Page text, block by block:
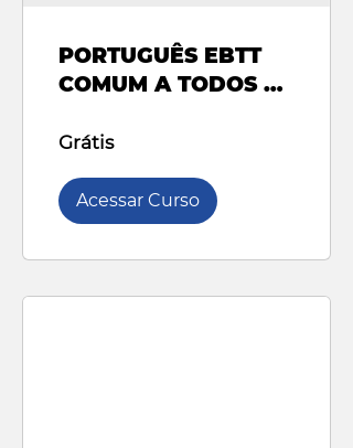
PORTUGUÊS EBTT
COMUM A TODOS OS
- 2024
Grátis
Acessar Curso